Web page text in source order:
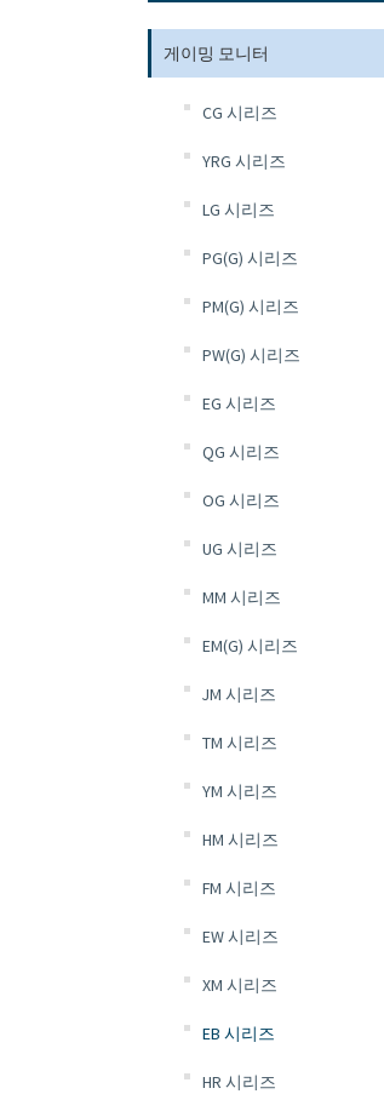
게이밍 모니터
CG 시리즈
YRG 시리즈
LG 시리즈
PG(G) 시리즈
PM(G) 시리즈
PW(G) 시리즈
EG 시리즈
QG 시리즈
OG 시리즈
UG 시리즈
MM 시리즈
EM(G) 시리즈
JM 시리즈
TM 시리즈
YM 시리즈
HM 시리즈
FM 시리즈
EW 시리즈
XM 시리즈
EB 시리즈
HR 시리즈